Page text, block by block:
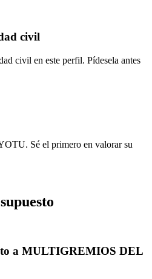
civil
civil en este perfil. Pídesela antes
Sé el primero en valorar su
a MULTIGREMIOS DEL